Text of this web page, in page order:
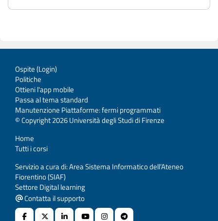
Ospite (Login)
Politiche
Ottieni l'app mobile
Passa al tema standard
Manutenzione Piattaforme: fermi programmati
© Copyright 2026 Università degli Studi di Firenze
Home
Tutti i corsi
Servizio a cura di: Area Sistema Informatico dell’Ateneo
Fiorentino (SIAF)
Settore Digital learning
Contatta il supporto